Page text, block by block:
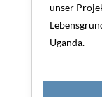
unser
Uganda.